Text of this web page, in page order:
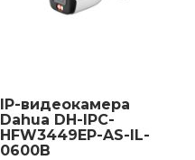
IP-видеокамера
Dahua DH-IPC-
HFW3449EP-AS-IL-
0600B